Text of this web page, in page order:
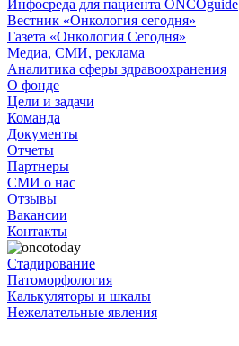
Инфосреда для пациента ONCOguide
Вестник «Онкология сегодня»
Газета «Онкология Сегодня»
Медиа, СМИ, реклама
Аналитика сферы здравоохранения
О фонде
Цели и задачи
Команда
Документы
Отчеты
Партнеры
СМИ о нас
Отзывы
Вакансии
Контакты
Стадирование
Патоморфология
Калькуляторы и шкалы
Нежелательные явления